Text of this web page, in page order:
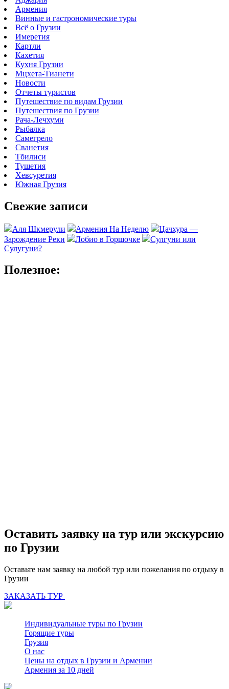
Армения
Винные и гастрономические туры
Всё о Грузии
Имеретия
Картли
Кахетия
Кухня Грузии
Мцхета-Тианети
Новости
Отчеты туристов
Путешествие по видам Грузии
Путешествия по Грузии
Рача-Лечхуми
Рыбалка
Самегрело
Сванетия
Тбилиси
Тушетия
Хевсуретия
Южная Грузия
Свежие записи
Аля Шкмерули Армения На Неделю
Цачхура —
Зарождение Реки
Лобио в Горшочке
Сулгуни или
Сулугуни?
Полезное:
Оставить заявку на тур или экскурсию
по Грузии
Оставьте нам заявку на любой тур или пожелания по отдыху в
Грузии
ЗАКАЗАТЬ ТУР
Индивидуальные туры по Грузии
Горящие туры
Грузия
О нас
Цены на отдых в Грузии и Армении
Армения за 10 дней